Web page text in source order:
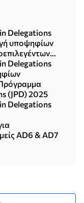
Delegations
υποψηφίων
Delegations
(JPD) 2025
Delegations
AD6 & AD7